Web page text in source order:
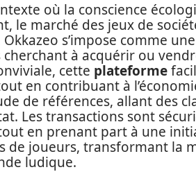
où la conscience
le marché des jeux de
s’impose comme une
cherchant à acquérir ou
cette plateforme
en contribuant à
de références, allant des
Les transactions sont
en prenant part à une
de joueurs, transformant la
ludique.